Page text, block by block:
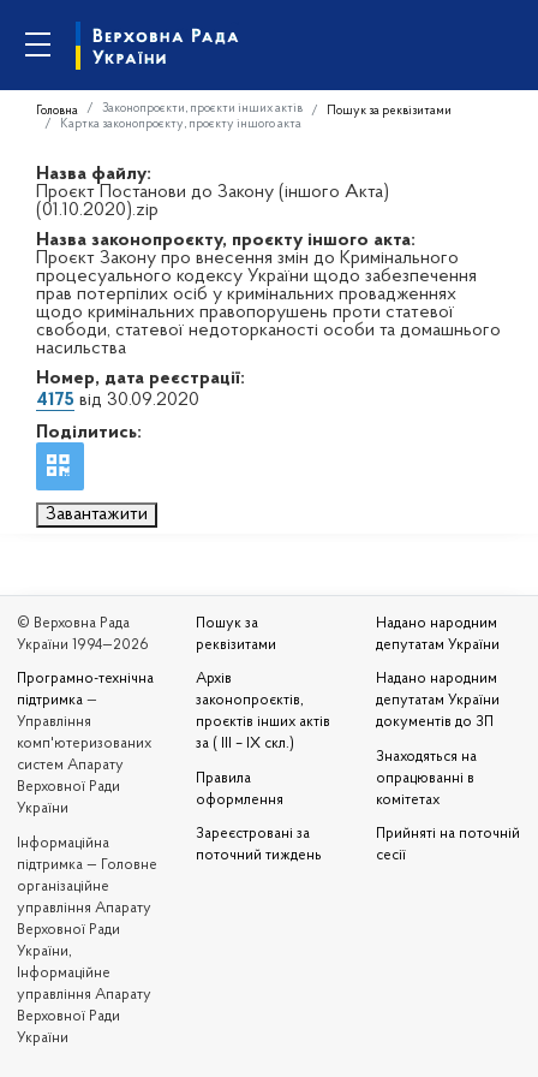
Головна Законопроєкти, проєкти інших актів
Пошук за реквізитами
Картка законопроєкту, проєкту іншого акта
Назва файлу:
Проєкт Постанови до Закону (іншого Акта)
(01.10.2020).zip
Назва законопроєкту, проєкту іншого акта:
Проєкт Закону про внесення змін до Кримінального
процесуального кодексу України щодо забезпечення
прав потерпілих осіб у кримінальних провадженнях
щодо кримінальних правопорушень проти статевої
свободи, статевої недоторканості особи та домашнього
насильства
Номер, дата реєстрації:
4175 від 30.09.2020
Поділитись:
Завантажити
© Верховна Рада
України 1994—2026
Програмно-технічна
підтримка —
Управління
комп'ютеризованих
систем Апарату
Верховної Ради
України
Iнформаційна
підтримка — Головне
організаційне
управління Апарату
Верховної Ради
України,
Інформаційне
управління Апарату
Верховної Ради
України
Пошук за
реквізитами
Архів
законопроєктів,
проєктів інших актів
за ( III – IX скл.)
Правила
оформлення
Зареєстровані за
поточний тиждень
Надано народним
депутатам України
Надано народним
депутатам України
документів до ЗП
Знаходяться на
опрацюванні в
комітетах
Прийняті на поточній
сесії